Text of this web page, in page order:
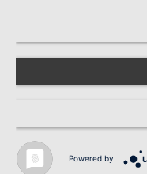
Powered by